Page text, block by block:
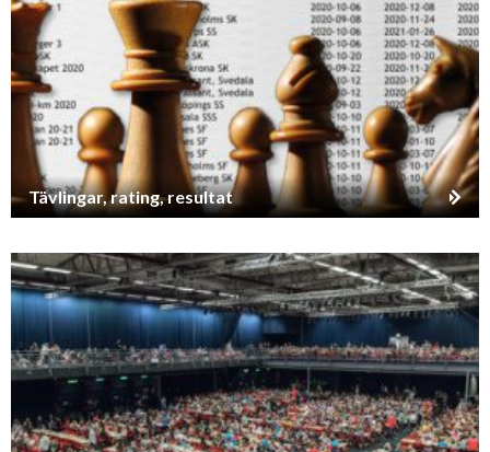
Tävlingar, rating, resultat